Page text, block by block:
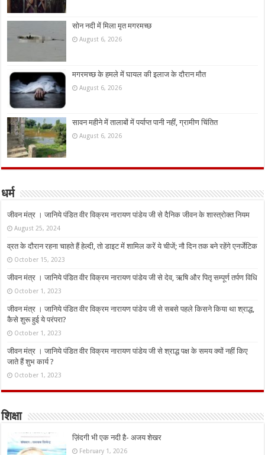
सोन नदी में मिला मृत मगरमच्छ
August 6, 2026
मगरमच्छ के हमले में घायल की इलाज के दौरान मौत
August 6, 2026
सावन महीने में तालाबों में पर्याप्त पानी नहीं, ग्रामीण चिंतित
August 6, 2026
धर्म
जीवन मंत्र । जानिये पंडित वीर विक्रम नारायण पांडेय जी से दैनिक जीवन के शास्त्रोक्त नियम
August 25, 2024
व्रत के दौरान रहना चाहते हैं हेल्दी, तो डाइट में शामिल करें ये चीजें; नौ दिन तक बने रहेंगे एनर्जेटिक
October 15, 2023
जीवन मंत्र । जानिये पंडित वीर विक्रम नारायण पांडेय जी से देव, ऋषि और पितृ सम्पूर्ण तर्पण विधि
October 1, 2023
जीवन मंत्र । जानिये पंडित वीर विक्रम नारायण पांडेय जी से सबसे पहले किसने किया था श्राद्ध,
कैसे शुरू हुई ये परंपरा?
October 1, 2023
जीवन मंत्र । जानिये पंडित वीर विक्रम नारायण पांडेय जी से श्राद्ध पक्ष के समय क्यों नहीं किए
जाते हैं शुभ कार्य ?
October 1, 2023
शिक्षा
ज़िंदगी भी एक नदी है- अजय शेखर
February 1, 2026